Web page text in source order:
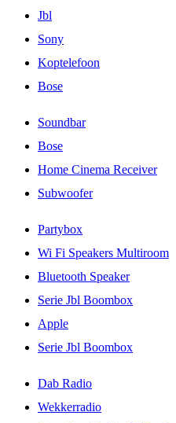
Jbl
Sony
Koptelefoon
Bose
Soundbar
Bose
Home Cinema Receiver
Subwoofer
Partybox
Wi Fi Speakers Multiroom
Bluetooth Speaker
Serie Jbl Boombox
Apple
Serie Jbl Boombox
Dab Radio
Wekkerradio